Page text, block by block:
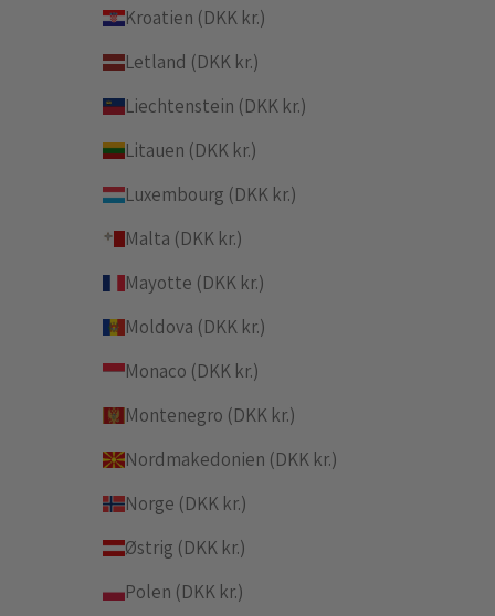
Kroatien (DKK kr.)
Letland (DKK kr.)
Liechtenstein (DKK kr.)
Litauen (DKK kr.)
Luxembourg (DKK kr.)
Malta (DKK kr.)
Mayotte (DKK kr.)
Moldova (DKK kr.)
Monaco (DKK kr.)
Montenegro (DKK kr.)
Nordmakedonien (DKK kr.)
Norge (DKK kr.)
Østrig (DKK kr.)
Polen (DKK kr.)